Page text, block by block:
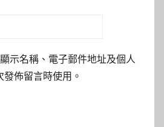
示名稱、電子郵件地址及個人
佈留言時使用。